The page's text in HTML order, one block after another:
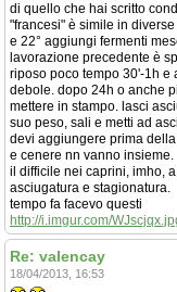
di quello che hai scritto
"francesi" è simile in
e 22° aggiungi fermenti
lavorazione precedente è
riposo poco tempo 30'-1h e
debole. dopo 24h o anche
mettere in stampo. lasci
suo peso, sali e metti ad
devi aggiungere prima
e cenere nn vanno insieme.
il difficile nei caprini, imho,
asciugatura e stagionatura.
tempo fa facevo questi
http://i.imgur.com/
Re: valencay
18/04/2013, 16:53